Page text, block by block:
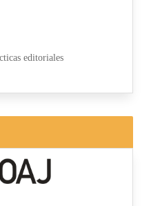
editoriales